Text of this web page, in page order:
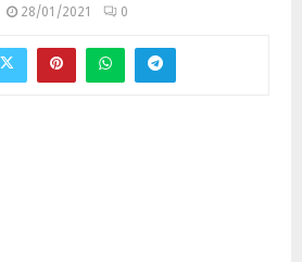
28/01/2021 0